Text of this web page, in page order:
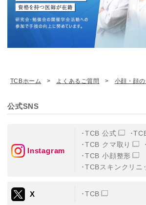
TCBホーム よくあるご質問 小顔・顔
公式SNS
Instagram
TCB 公式
TCB クマ取り
TCB 小顔整形
TCBスキンクリニ
X TCB